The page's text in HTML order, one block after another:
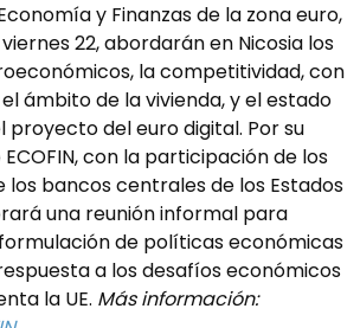
y Finanzas de la zona euro,
22, abordarán en Nicosia los
la competitividad, con
ámbito de la vivienda, y el estado
proyecto del euro digital. Por su
con la participación de los
bancos centrales de los Estados
una reunión informal para
de políticas económicas
a los desafíos económicos
la UE. Más información: